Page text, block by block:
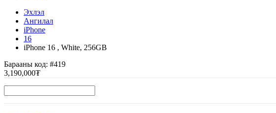
Эхлэл
Ангилал
iPhone
16
iPhone 16 , White, 256GB
Барааны код: #419
3,190,000₮